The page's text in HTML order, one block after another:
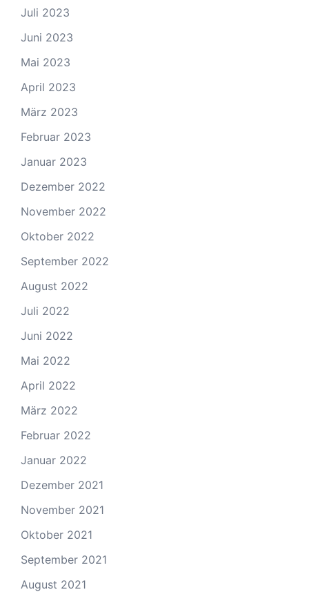
Juli 2023
Juni 2023
Mai 2023
April 2023
März 2023
Februar 2023
Januar 2023
Dezember 2022
November 2022
Oktober 2022
September 2022
August 2022
Juli 2022
Juni 2022
Mai 2022
April 2022
März 2022
Februar 2022
Januar 2022
Dezember 2021
November 2021
Oktober 2021
September 2021
August 2021